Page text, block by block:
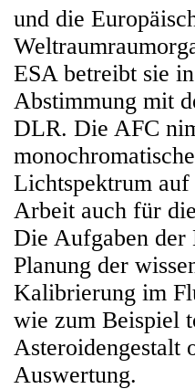
und die
ESA betreibt sie
Abstimmung mit
DLR. Die AFC
Lichtspektrum
Arbeit auch für
Die Aufgaben der
Planung der
Kalibrierung im
wie zum Beispiel
Asteroidengestalt
Auswertung.